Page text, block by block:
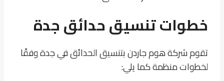
خطوات تنسيق حدائق جدة
تقوم شركة هوم جاردن بتنسيق الحدائق في جدة وفقًا
لخطوات منظمة كما يلي: